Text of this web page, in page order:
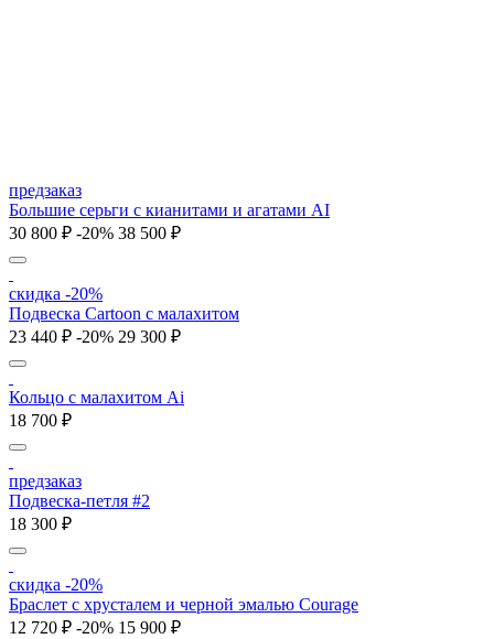
предзаказ
Большие серьги с кианитами и агатами AI
30 800 ₽ -20% 38 500 ₽
скидка -20%
Подвеска Cartoon c малахитом
23 440 ₽ -20% 29 300 ₽
Кольцо с малахитом Ai
18 700 ₽
предзаказ
Подвеска-петля #2
18 300 ₽
скидка -20%
Браслет с хрусталем и черной эмалью Courage
12 720 ₽ -20% 15 900 ₽